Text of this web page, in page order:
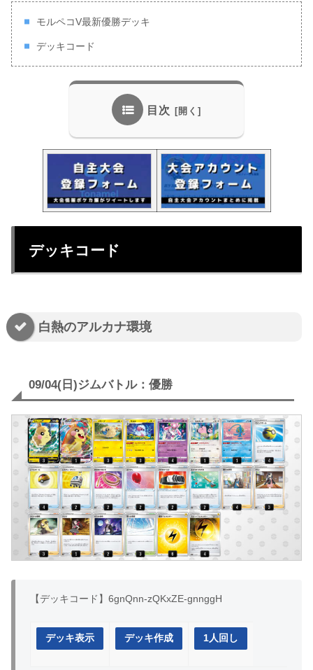
モルペコV最新優勝デッキ
デッキコード
目次
デッキコード
白熱のアルカナ環境
09/04(日)ジムバトル：優勝
【デッキコード】6gnQnn-zQKxZE-gnnggH
デッキ表示 デッキ作成 1人回し